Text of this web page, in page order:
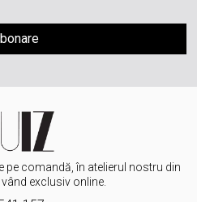
comandă, în atelierul nostru din
exclusiv online.